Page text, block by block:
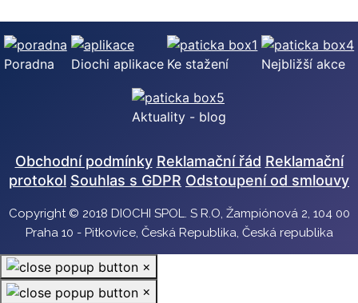
Poradna Diochi aplikace Ke stažení Nejbližší akce
Aktuality - blog
Obchodní podmínky Reklamační řád Reklamační
protokol Souhlas s GDPR Odstoupení od smlouvy
Copyright © 2018 DIOCHI SPOL. S R.O, Žampiónová 2, 104 00
Praha 10 - Pitkovice, Česká Republika, Česká republika
×
×